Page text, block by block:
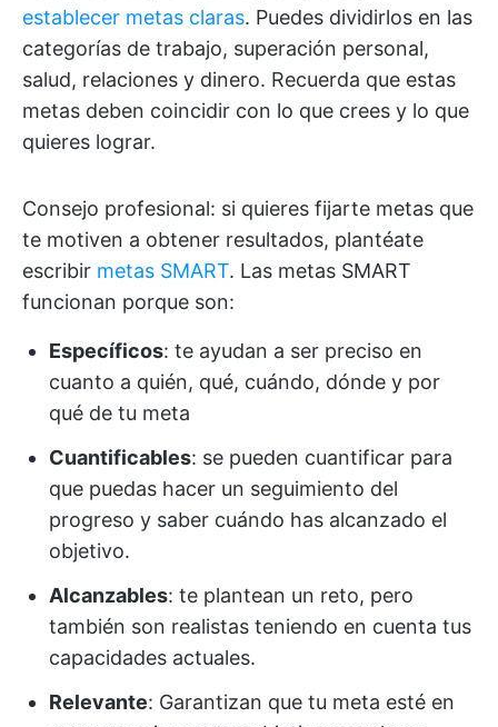
establecer metas claras. Puedes dividirlos en las
categorías de trabajo, superación personal,
salud, relaciones y dinero. Recuerda que estas
metas deben coincidir con lo que crees y lo que
quieres lograr.
Consejo profesional: si quieres fijarte metas que
te motiven a obtener resultados, plantéate
escribir metas SMART. Las metas SMART
funcionan porque son:
Específicos: te ayudan a ser preciso en
cuanto a quién, qué, cuándo, dónde y por
qué de tu meta
Cuantificables: se pueden cuantificar para
que puedas hacer un seguimiento del
progreso y saber cuándo has alcanzado el
objetivo.
Alcanzables: te plantean un reto, pero
también son realistas teniendo en cuenta tus
capacidades actuales.
Relevante: Garantizan que tu meta esté en